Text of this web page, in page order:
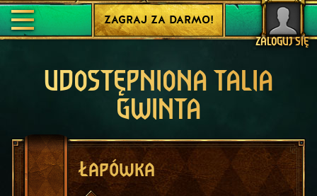
ZALOGUJ SIĘ
ZAGRAJ ZA DARMO!
UDOSTĘPNIONA TALIA
GWINTA
Łapówka